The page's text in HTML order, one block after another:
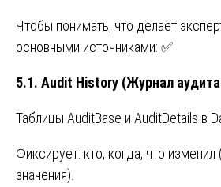
Чтобы понимать, что делает
основными источниками: ✅
5.1. Audit History (Журнал аудита
Таблицы AuditBase и AuditDetails в
Фиксирует: кто, когда, что
значения).